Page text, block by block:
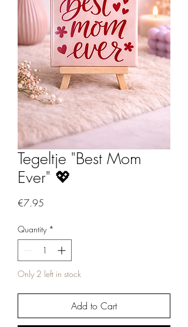
Tegeltje "Best Mom
Ever" 💖
€7.95
Quantity *
Only 2 left in stock
Add to Cart